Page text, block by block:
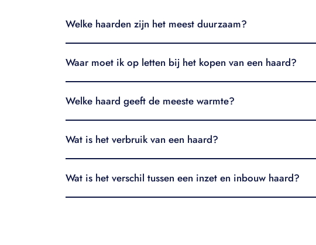
Welke haarden zijn het meest duurzaam?
Waar moet ik op letten bij het kopen van een haard?
Welke haard geeft de meeste warmte?
Wat is het verbruik van een haard?
Wat is het verschil tussen een inzet en inbouw haard?